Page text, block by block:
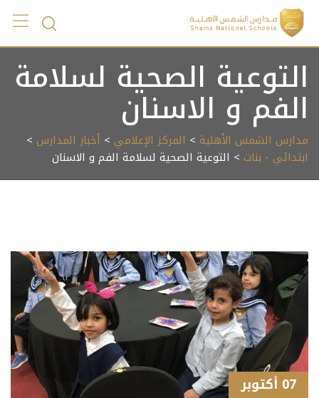
Skip
content
التوعية الصحية لسلامة
الفم و الاسنان
مدارس الشمس الأهلية > المركز الإعلامي > أخبار المدارس >
ابتدائي - بنات > التوعية الصحية لسلامة الفم و الاسنان
07 أكتوبر